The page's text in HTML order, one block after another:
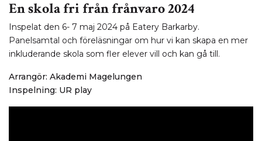
En skola fri från frånvaro 2024
Inspelat den 6- 7 maj 2024 på Eatery Barkarby.
Panelsamtal och föreläsningar om hur vi kan skapa en mer
inkluderande skola som fler elever vill och kan gå till.
Arrangör: Akademi Magelungen
Inspelning: UR play